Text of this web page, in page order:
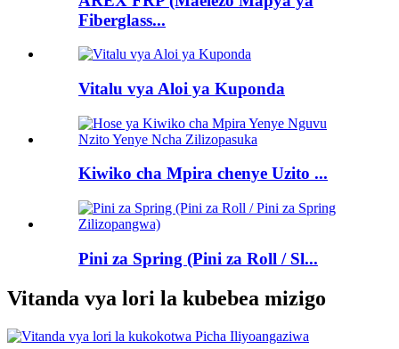
Fiberglass...
Vitalu vya Aloi ya Kuponda
Kiwiko cha Mpira chenye Uzito ...
Pini za Spring (Pini za Roll / Sl...
Vitanda vya lori la kubebea mizigo